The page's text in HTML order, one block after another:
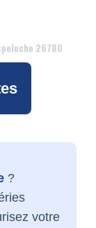
26780
?
votre